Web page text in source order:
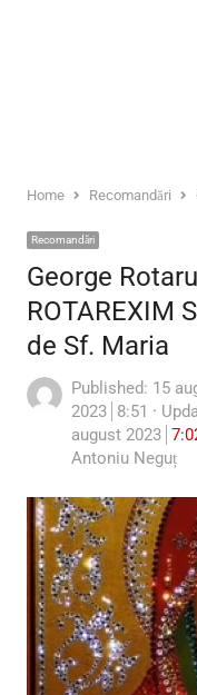
Home Recomandări
Recomandări
George
ROTAREXIM
de Sf. Maria
Published: 15
2023 8:51
august 2023
Author
Antoniu Neguț